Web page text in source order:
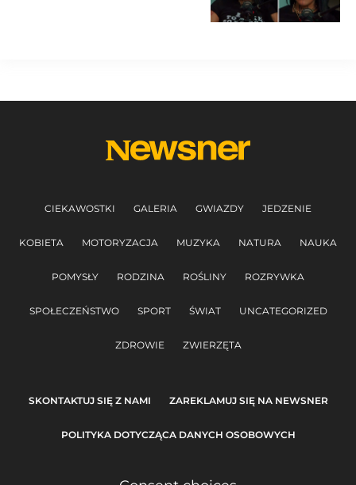
CIEKAWOSTKI GALERIA GWIAZDY JEDZENIE
KOBIETA MOTORYZACJA MUZYKA NATURA NAUKA
POMYSŁY RODZINA ROŚLINY ROZRYWKA
SPOŁECZEŃSTWO SPORT ŚWIAT UNCATEGORIZED
ZDROWIE ZWIERZĘTA
SKONTAKTUJ SIĘ Z NAMI ZAREKLAMUJ SIĘ NA NEWSNER
POLITYKA DOTYCZĄCA DANYCH OSOBOWYCH